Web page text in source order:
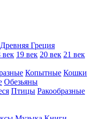
Древняя Греция
век 19 век 20 век 21 век
Копытные Кошки
Обезьяны
Птицы Ракообразные